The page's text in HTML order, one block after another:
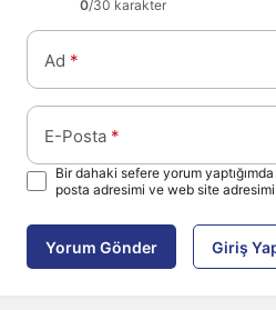
0/30 karakter
Ad *
E-Posta *
Bir dahaki sefere yorum
posta adresimi ve web site
Yorum Gönder Giriş